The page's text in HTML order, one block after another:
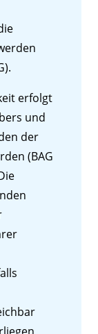
erfolgt
und
der
(BAG